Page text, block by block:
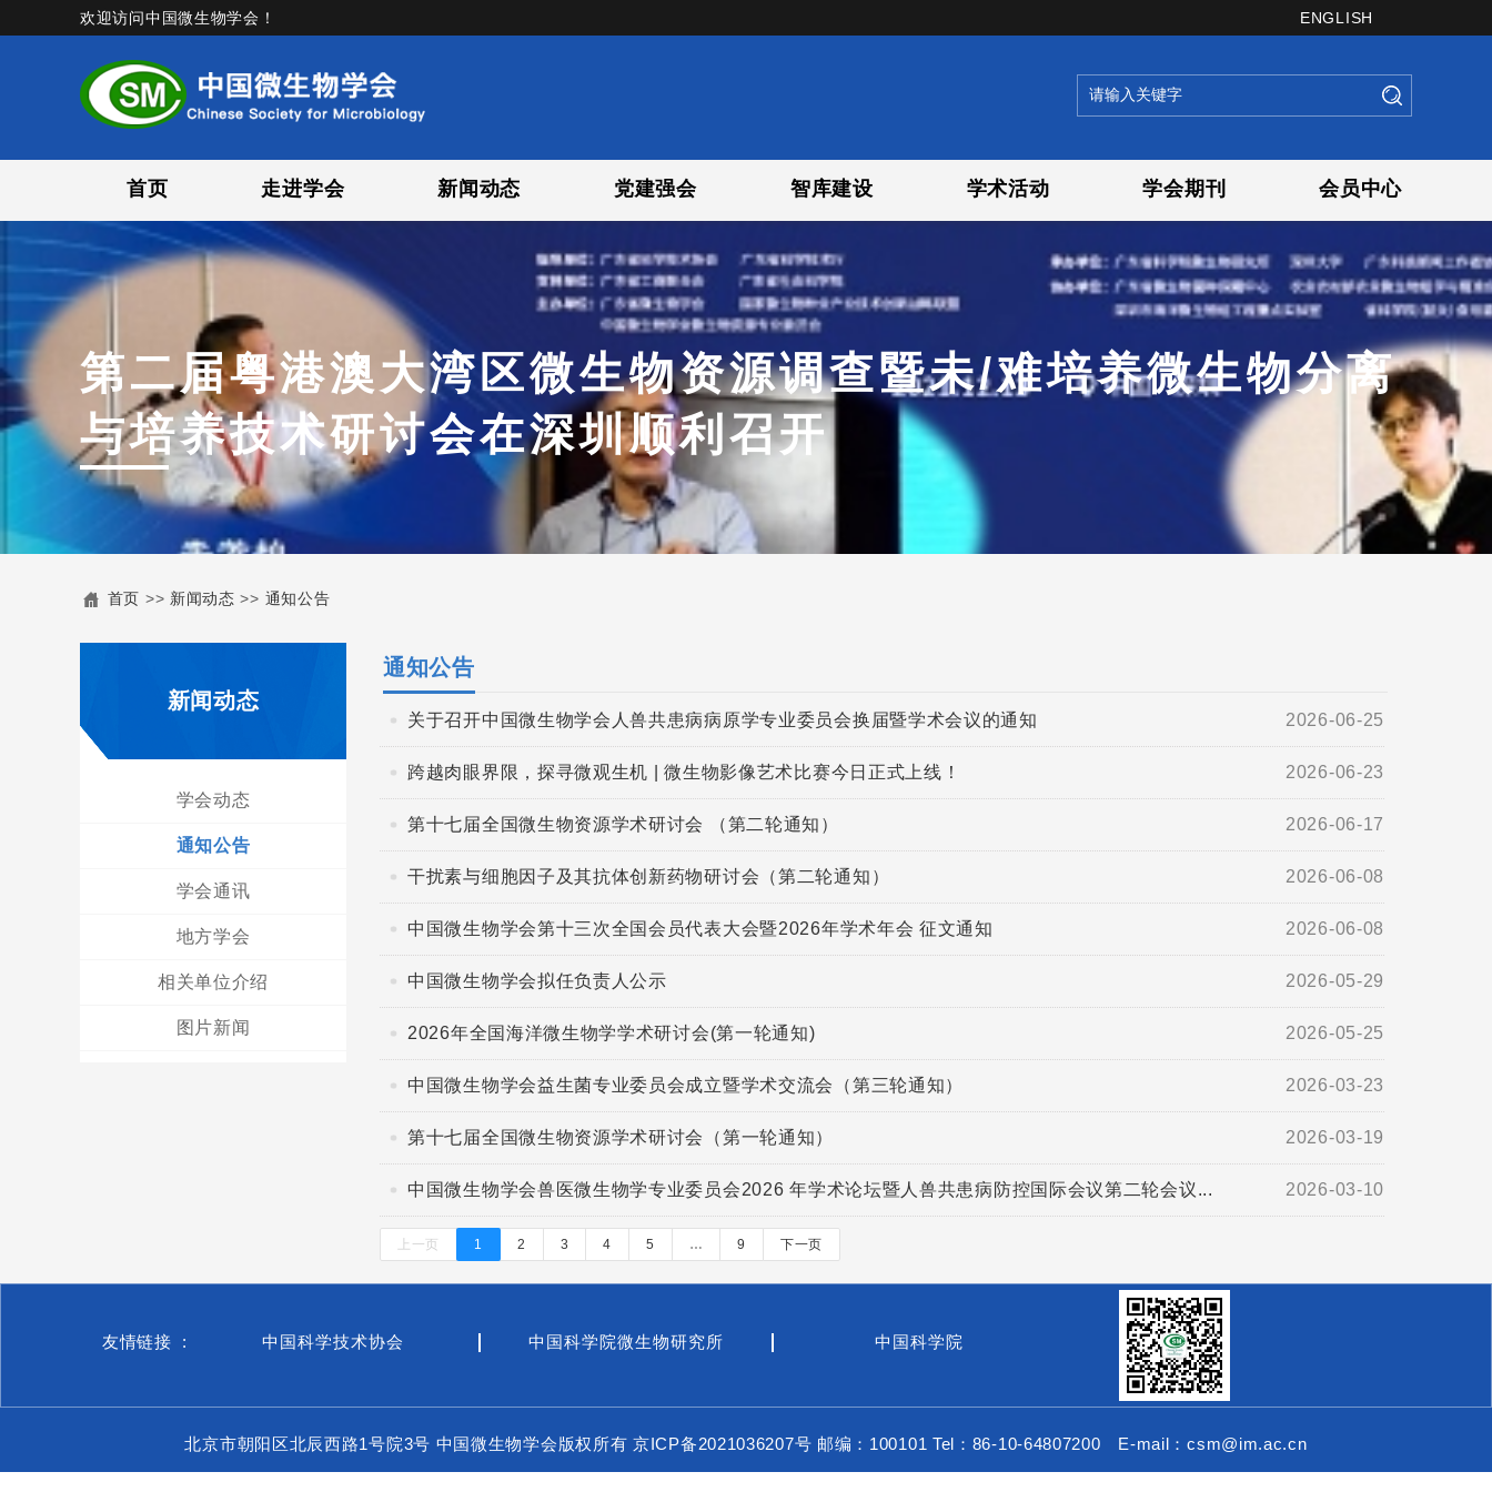
欢迎访问中国微生物学会！ ENGLISH
首页 走进学会 新闻动态 党建强会 智库建设 学术活动 学会期刊 会员中心
第二届粤港澳大湾区微生物资源调查暨未/难培养微生物分离
与培养技术研讨会在深圳顺利召开
首页 >> 新闻动态 >> 通知公告
新闻动态
学会动态
通知公告
学会通讯
地方学会
相关单位介绍
图片新闻
通知公告
关于召开中国微生物学会人兽共患病病原学专业委员会换届暨学术会议的通知 2026-06-25
跨越肉眼界限，探寻微观生机 | 微生物影像艺术比赛今日正式上线！ 2026-06-23
第十七届全国微生物资源学术研讨会 （第二轮通知） 2026-06-17
干扰素与细胞因子及其抗体创新药物研讨会（第二轮通知） 2026-06-08
中国微生物学会第十三次全国会员代表大会暨2026年学术年会 征文通知 2026-06-08
中国微生物学会拟任负责人公示 2026-05-29
2026年全国海洋微生物学学术研讨会(第一轮通知) 2026-05-25
中国微生物学会益生菌专业委员会成立暨学术交流会（第三轮通知） 2026-03-23
第十七届全国微生物资源学术研讨会（第一轮通知） 2026-03-19
中国微生物学会兽医微生物学专业委员会2026 年学术论坛暨人兽共患病防控国际会议第二轮会议... 2026-03-10
上一页 1 2 3 4 5 … 9 下一页
友情链接 : 中国科学技术协会 中国科学院微生物研究所 中国科学院
北京市朝阳区北辰西路1号院3号 中国微生物学会版权所有京ICP备2021036207号 邮编：100101 Tel：86-10-64807200 E-mail：csm@im.ac.cn